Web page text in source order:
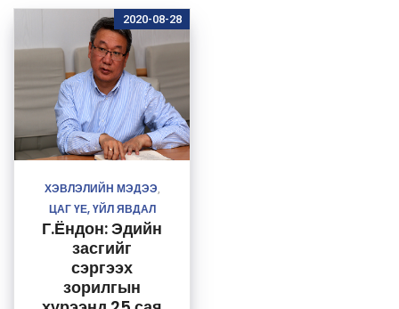
РАМАЧАНДРА
НТАЙ УУЛЗАЛТ
ХИЙВ.
ХЭВЛЭЛИЙН МЭДЭЭ
ЦАГ ҮЕ, ҮЙЛ ЯВДАЛ
2020-08-28
Г.Ёндон: Эдийн
засгийг
сэргээх
зорилгын